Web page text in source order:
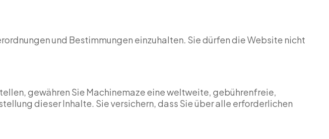
und Bestimmungen einzuhalten. Sie dürfen die Website nicht
gewähren Sie Machinemaze eine weltweite, gebührenfreie,
dieser Inhalte. Sie versichern, dass Sie über alle erforderlichen